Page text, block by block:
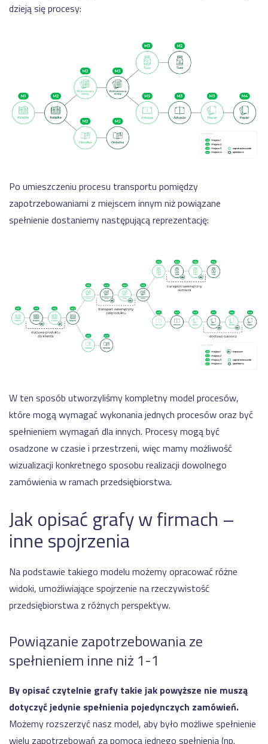
dzieją się procesy:
Po umieszczeniu procesu transportu pomiędzy
zapotrzebowaniami z miejscem innym niż powiązane
spełnienie dostaniemy następującą reprezentację:
W ten sposób utworzyliśmy kompletny model procesów,
które mogą wymagać wykonania jednych procesów oraz być
spełnieniem wymagań dla innych. Procesy mogą być
osadzone w czasie i przestrzeni, więc mamy możliwość
wizualizacji konkretnego sposobu realizacji dowolnego
zamówienia w ramach przedsiębiorstwa.
Jak opisać grafy w firmach –
inne spojrzenia
Na podstawie takiego modelu możemy opracować różne
widoki, umożliwiające spojrzenie na rzeczywistość
przedsiębiorstwa z różnych perspektyw.
Powiązanie zapotrzebowania ze
spełnieniem inne niż 1-1
By opisać czytelnie grafy takie jak powyższe nie muszą
dotyczyć jedynie spełnienia pojedynczych zamówień.
Możemy rozszerzyć nasz model, aby było możliwe spełnienie
wielu zapotrzebowań za pomocą jednego spełnienia (np.